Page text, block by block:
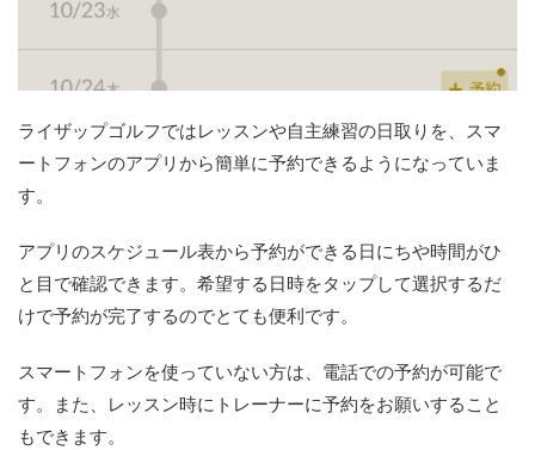
ライザップゴルフではレッスンや自主練習の日取りを、スマ
ートフォンのアプリから簡単に予約できるようになっていま
す。
アプリのスケジュール表から予約ができる日にちや時間がひ
と目で確認できます。希望する日時をタップして選択するだ
けで予約が完了するのでとても便利です。
スマートフォンを使っていない方は、電話での予約が可能で
す。また、レッスン時にトレーナーに予約をお願いすること
もできます。